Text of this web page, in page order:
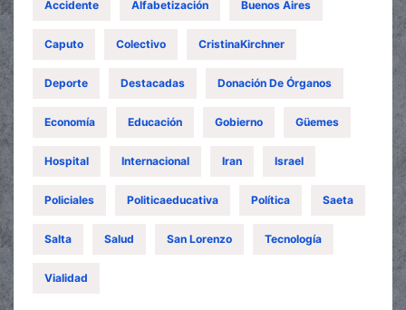
Accidente Alfabetización Buenos Aires
Caputo Colectivo CristinaKirchner
Deporte Destacadas Donación De Órganos
Economía Educación Gobierno Güemes
Hospital Internacional Iran Israel
Policiales Politicaeducativa Política Saeta
Salta Salud San Lorenzo Tecnología
Vialidad